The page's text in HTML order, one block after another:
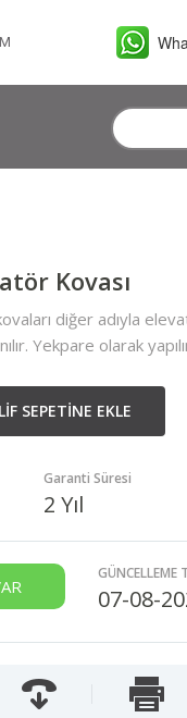
Kovası
diğer adıyla
Yekpare olarak
SEPETİNE EKLE
Garanti Süresi
2 Yıl
GÜNCELLEME
07-08-